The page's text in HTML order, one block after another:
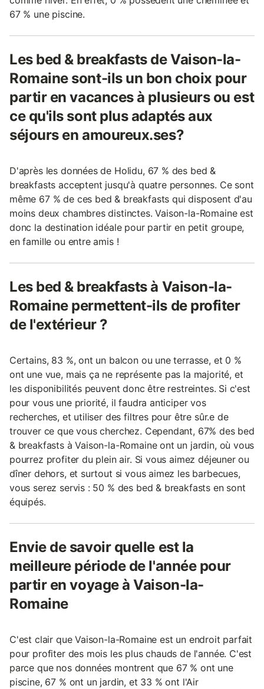
67 % une piscine.
Les bed & breakfasts de Vaison-la-
Romaine sont-ils un bon choix pour
partir en vacances à plusieurs ou est
ce qu'ils sont plus adaptés aux
séjours en amoureux.ses?
D'après les données de Holidu, 67 % des bed &
breakfasts acceptent jusqu'à quatre personnes. Ce sont
même 67 % de ces bed & breakfasts qui disposent d'au
moins deux chambres distinctes. Vaison-la-Romaine est
donc la destination idéale pour partir en petit groupe,
en famille ou entre amis !
Les bed & breakfasts à Vaison-la-
Romaine permettent-ils de profiter
de l'extérieur ?
Certains, 83 %, ont un balcon ou une terrasse, et 0 %
ont une vue, mais ça ne représente pas la majorité, et
les disponibilités peuvent donc être restreintes. Si c'est
pour vous une priorité, il faudra anticiper vos
recherches, et utiliser des filtres pour être sûr.e de
trouver ce que vous cherchez. Cependant, 67% des bed
& breakfasts à Vaison-la-Romaine ont un jardin, où vous
pourrez profiter du plein air. Si vous aimez déjeuner ou
dîner dehors, et surtout si vous aimez les barbecues,
vous serez servis : 50 % des bed & breakfasts en sont
équipés.
Envie de savoir quelle est la
meilleure période de l'année pour
partir en voyage à Vaison-la-
Romaine
C'est clair que Vaison-la-Romaine est un endroit parfait
pour profiter des mois les plus chauds de l'année. C'est
parce que nos données montrent que 67 % ont une
piscine, 67 % ont un jardin, et 33 % ont l'Air